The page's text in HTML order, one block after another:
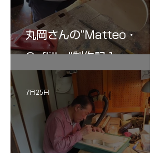
丸岡さんの”Matteo・
Gofliller”制作記１
7月25日